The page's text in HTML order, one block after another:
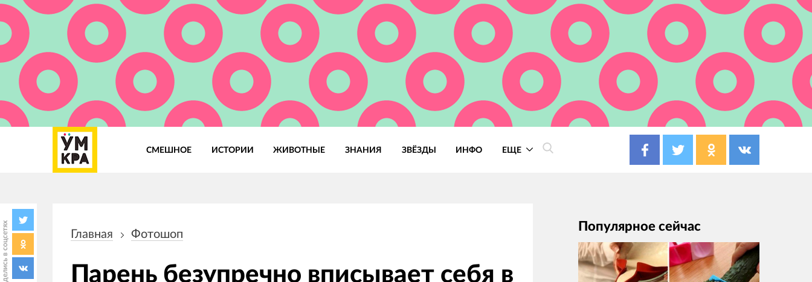
СМЕШНОЕ ИСТОРИИ ЖИВОТНЫЕ ЗНАНИЯ ЗВЁЗДЫ ИНФО ЕЩЕ
Поделись в соцсетях навигации
Главная Фотошоп
Парень безупречно вписывает себя в
Популярное сейчас